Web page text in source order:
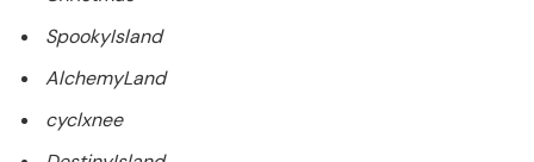
SpookyIsland
AlchemyLand
cyclxnee